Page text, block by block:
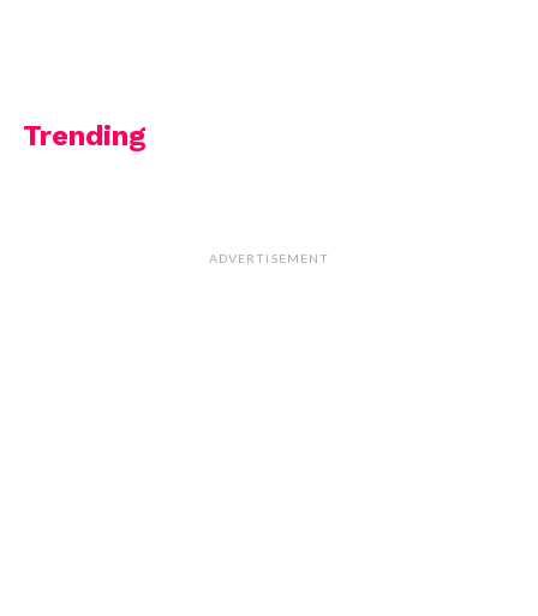
Trending
ADVERTISEMENT